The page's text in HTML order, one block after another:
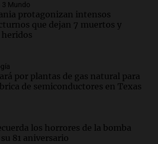
3 Mundo
protagonizan intensos
que dejan 7 muertos y
por plantas de gas natural para
de semiconductores en Texas
los horrores de la bomba
81 aniversario